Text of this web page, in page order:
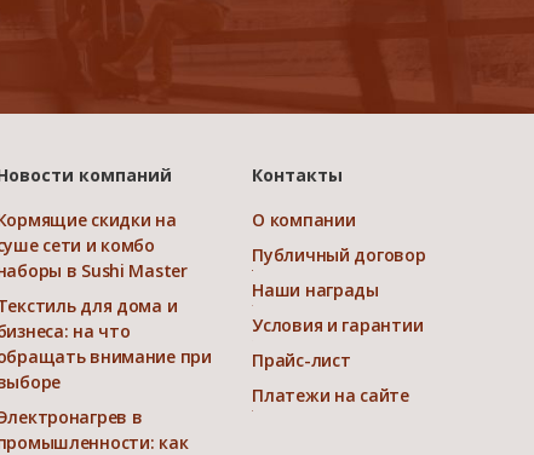
компаний
скидки на
сети и комбо
в Sushi Master
для дома и
на что
внимание при
в
как
Контакты
О компании
Публичный договор
Наши награды
Условия и гарантии
Прайс-лист
Платежи на сайте